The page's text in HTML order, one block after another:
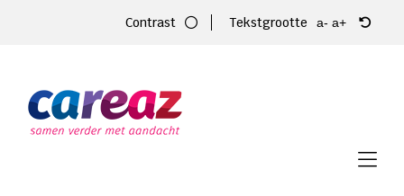
Contrast Tekstgrootte a- a+
Zorg